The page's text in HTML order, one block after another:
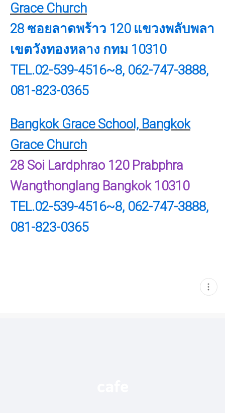
Grace Church
28 ซอยลาดพร้าว 120 แขวงพลับพลา
เขตวังทองหลาง กทม 10310
TEL.02-539-4516~8, 062-747-3888,
081-823-0365
Bangkok Grace School, Bangkok
Grace Church
28 Soi Lardphrao 120 Prabphra
Wangthonglang Bangkok 10310
TEL.02-539-4516~8, 062-747-3888,
081-823-0365
현
재